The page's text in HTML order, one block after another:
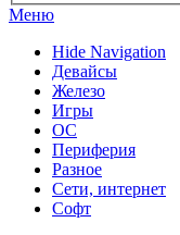
Меню
Hide Navigation
Девайсы
Железо
Игры
ОС
Периферия
Разное
Сети, интернет
Софт